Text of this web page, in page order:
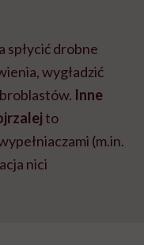
spłycić drobne
wygładzić
Inne
to
(m.in.
nici